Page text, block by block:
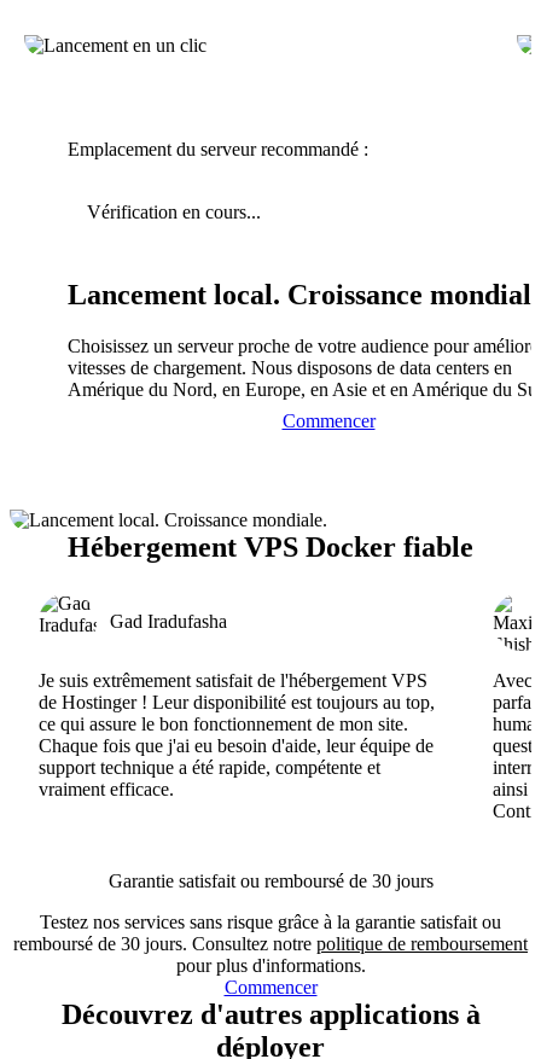
Emplacement du serveur recommandé :
Vérification en cours...
Lancement local. Croissance
Choisissez un serveur proche de votre audience pour
vitesses de chargement. Nous disposons de data centers en
Amérique du Nord, en Europe, en Asie et en Amérique du
Commencer
Hébergement VPS Docker fiable
Gad Iradufasha
Je suis extrêmement satisfait de l'hébergement VPS
de Hostinger ! Leur disponibilité est toujours au top,
ce qui assure le bon fonctionnement de mon site.
Chaque fois que j'ai eu besoin d'aide, leur équipe de
support technique a été rapide, compétente et
vraiment efficace.
Avec
ainsi
Garantie satisfait ou remboursé de 30 jours
Testez nos services sans risque grâce à la garantie satisfait ou
remboursé de 30 jours. Consultez notre politique de remboursement
pour plus d'informations.
Commencer
Découvrez d'autres applications à
déployer